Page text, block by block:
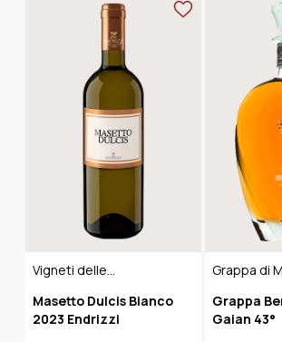
Vigneti delle
Masetto Dulcis Bianco
2023 Endrizzi
Grappa di
Grappa
Gaian 43°